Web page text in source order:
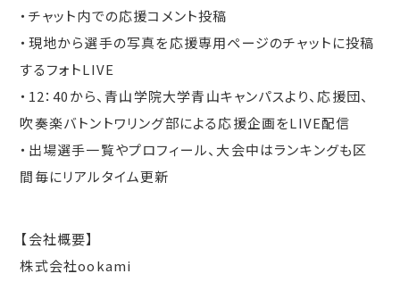
・チャット内での応援コメント投稿
・現地から選手の写真を応援専用ページのチャットに投稿
するフォトLIVE
・12：40から、青山学院大学青山キャンパスより、応援団、
吹奏楽バトントワリング部による応援企画をLIVE配信
・出場選手一覧やプロフィール、大会中はランキングも区
間毎にリアルタイム更新
【会社概要】
株式会社ookami